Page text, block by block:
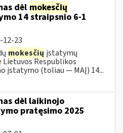
dėl mokesčių
14 straipsnio 6-1
12-23
mokesčių įstatymų
Respublikos
įstatymo (toliau — MAĮ) 14...
dėl laikinojo
pratęsimo 2025